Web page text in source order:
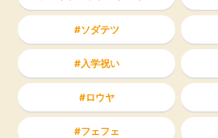
ソダテツ
入学祝い
ロウヤ
フェフェ